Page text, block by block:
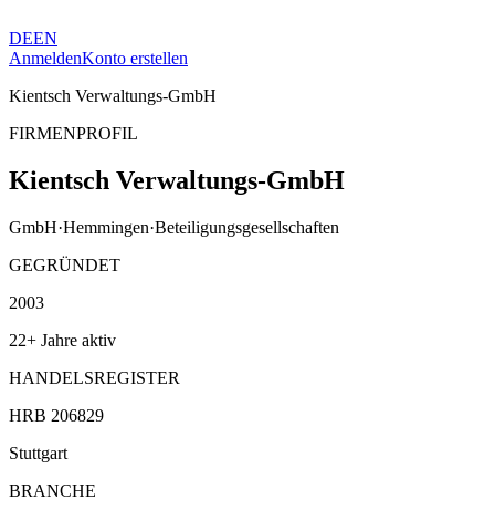
DEEN
AnmeldenKonto erstellen
Kientsch Verwaltungs-GmbH
FIRMENPROFIL
Kientsch Verwaltungs-GmbH
GmbH·Hemmingen·Beteiligungsgesellschaften
GEGRÜNDET
2003
22+ Jahre aktiv
HANDELSREGISTER
HRB 206829
Stuttgart
BRANCHE